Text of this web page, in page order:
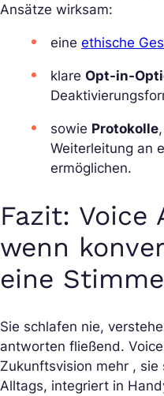
Ansätze wirksam:
eine ethische
klare Opt-in-
sowie Protokolle
Weiterleitung an
ermöglichen.
Fazit: Voice
wenn
eine
Sie schlafen nie,
antworten fließend.
Zukunftsvision mehr ,
Alltags, integriert in